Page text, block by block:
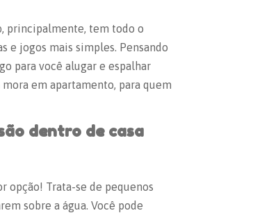
principalmente, tem todo o
e jogos mais simples. Pensando
para você alugar e espalhar
em apartamento, para quem
dentro de casa
opção! Trata-se de pequenos
sobre a água. Você pode